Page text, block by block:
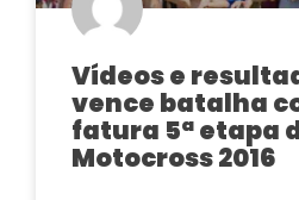
Vídeos e
vence batalha
fatura 5ª etapa
Motocross 2016